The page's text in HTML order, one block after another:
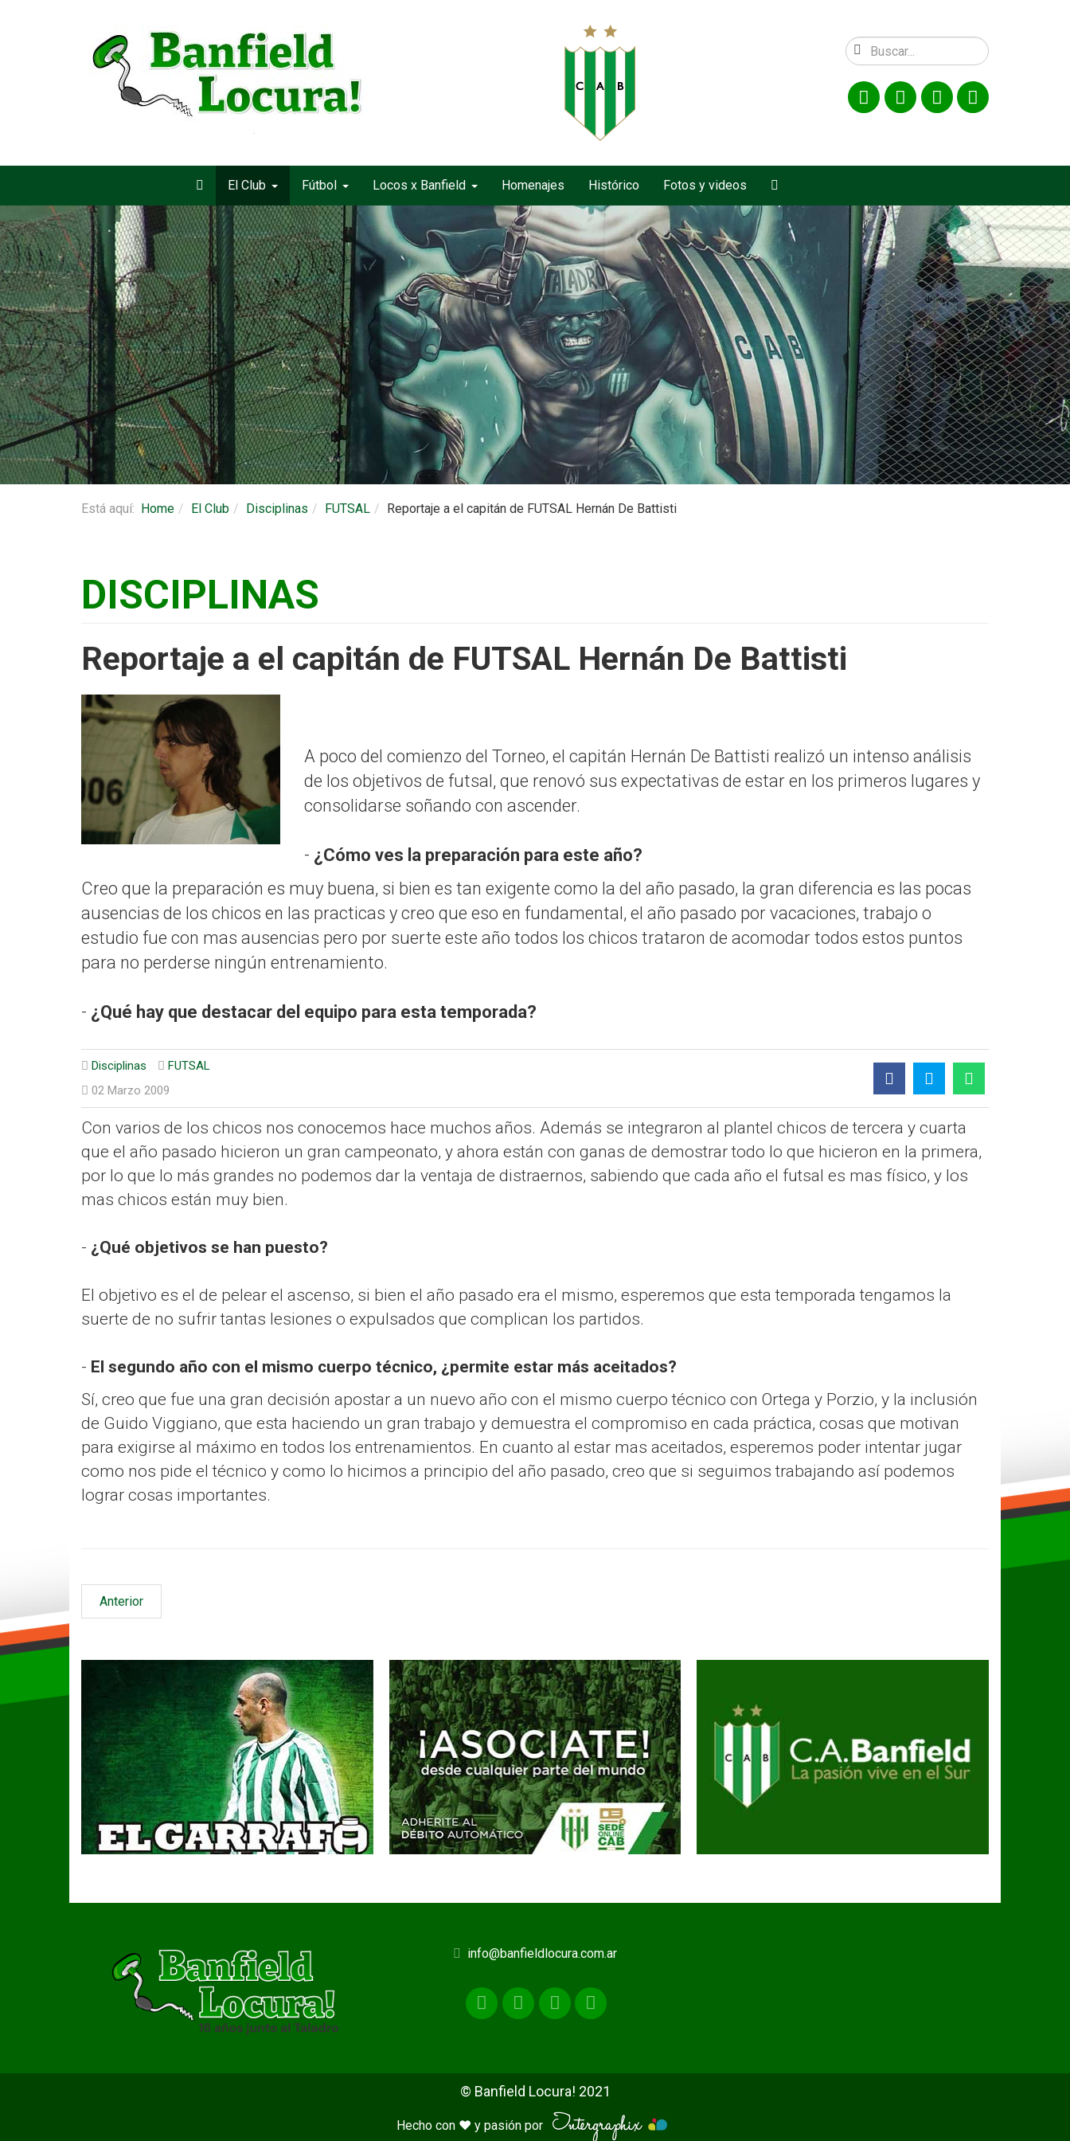
El Club Fútbol Locos x Banfield Homenajes Histórico Fotos y videos
Está aquí: Home El Club Disciplinas FUTSAL Reportaje a el capitán de FUTSAL Hernán De Battisti
DISCIPLINAS
Reportaje a el capitán de FUTSAL Hernán De Battisti
A poco del comienzo del Torneo, el capitán Hernán De Battisti realizó un intenso análisis
de los objetivos de futsal, que renovó sus expectativas de estar en los primeros lugares y
consolidarse soñando con ascender.
- ¿Cómo ves la preparación para este año?
Creo que la preparación es muy buena, si bien es tan exigente como la del año pasado, la gran diferencia es las pocas
ausencias de los chicos en las practicas y creo que eso en fundamental, el año pasado por vacaciones, trabajo o
estudio fue con mas ausencias pero por suerte este año todos los chicos trataron de acomodar todos estos puntos
para no perderse ningún entrenamiento.
- ¿Qué hay que destacar del equipo para esta temporada?
Disciplinas
FUTSAL
02 Marzo 2009
Con varios de los chicos nos conocemos hace muchos años. Además se integraron al plantel chicos de tercera y cuarta
que el año pasado hicieron un gran campeonato, y ahora están con ganas de demostrar todo lo que hicieron en la primera,
por lo que lo más grandes no podemos dar la ventaja de distraernos, sabiendo que cada año el futsal es mas físico, y los
mas chicos están muy bien.
- ¿Qué objetivos se han puesto?
El objetivo es el de pelear el ascenso, si bien el año pasado era el mismo, esperemos que esta temporada tengamos la
suerte de no sufrir tantas lesiones o expulsados que complican los partidos.
- El segundo año con el mismo cuerpo técnico, ¿permite estar más aceitados?
Sí, creo que fue una gran decisión apostar a un nuevo año con el mismo cuerpo técnico con Ortega y Porzio, y la inclusión
de Guido Viggiano, que esta haciendo un gran trabajo y demuestra el compromiso en cada práctica, cosas que motivan
para exigirse al máximo en todos los entrenamientos. En cuanto al estar mas aceitados, esperemos poder intentar jugar
como nos pide el técnico y como lo hicimos a principio del año pasado, creo que si seguimos trabajando así podemos
lograr cosas importantes.
Anterior
info@banfieldlocura.com.ar
© Banfield Locura! 2021
Hecho con ♥ y pasión por